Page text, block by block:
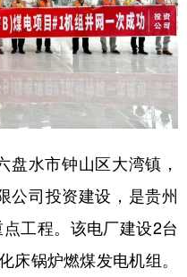
海南 重庆
西藏
青海 宁夏
Français عربى
水市钟山区大湾镇，
公司投资建设，是贵州
工程。该电厂建设2台
床锅炉燃煤发电机组。